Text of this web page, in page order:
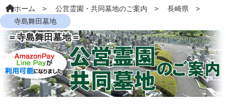
ホーム 公営霊園・共同墓地のご案内
長崎県
寺島舞田墓地
＝寺島舞田墓地＝